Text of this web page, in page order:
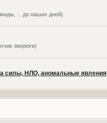
... до наших дней)
зверюги)
силы, НЛО, аномальные явления